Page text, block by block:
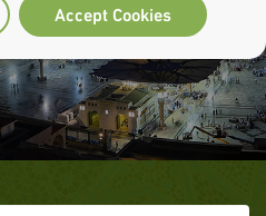
Accept Cookies